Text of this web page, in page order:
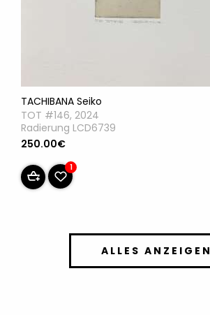
TACHIBANA Seiko
TOT #146, 2024
Radierung LCD6739
250.00€
1
ALLES ANZEIGEN